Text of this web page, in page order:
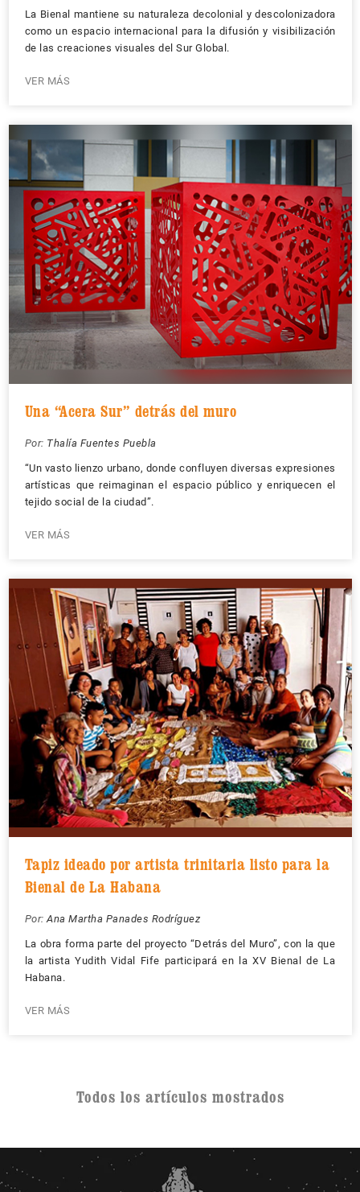
La Bienal mantiene su naturaleza decolonial y descolonizadora
como un espacio internacional para la difusión y visibilización
de las creaciones visuales del Sur Global.
VER MÁS
Una “Acera Sur” detrás del muro
Por: Thalía Fuentes Puebla
“Un vasto lienzo urbano, donde confluyen diversas expresiones
artísticas que reimaginan el espacio público y enriquecen el
tejido social de la ciudad”.
VER MÁS
Tapiz ideado por artista trinitaria listo para la
Bienal de La Habana
Por:Ana Martha Panades Rodríguez
La obra forma parte del proyecto “Detrás del Muro”, con la que
la artista Yudith Vidal Fife participará en la XV Bienal de La
Habana.
VER MÁS
Todos los artículos mostrados